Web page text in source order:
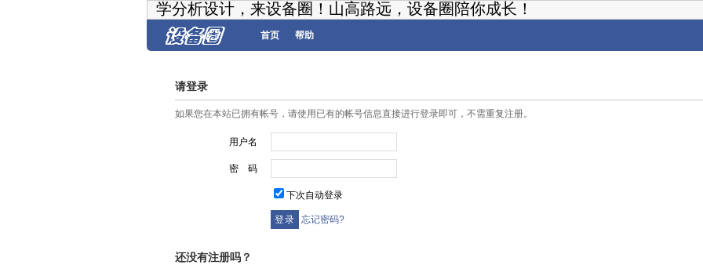
学分析设计，来设备圈！山高路远，设备圈陪你成长！
首页 帮助
请登录
如果您在本站已拥有帐号，请使用已有的帐号信息直接进行登录即可，不需重复注册。
用户名
密 码
下次自动登录
忘记密码?
还没有注册吗？